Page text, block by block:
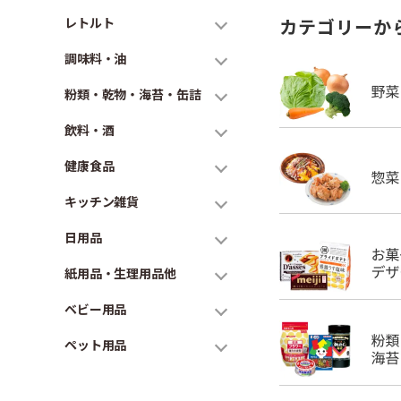
レトルト
調味料・油
粉類・乾物・海苔・缶詰
飲料・酒
健康食品
キッチン雑貨
日用品
紙用品・生理用品他
ベビー用品
ペット用品
カテゴリーか